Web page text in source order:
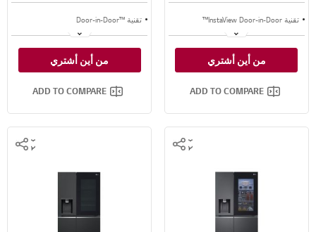
تقنية InstaView Door-in-Door™
ضاغط خطي
من أين أشتري
ADD TO COMPARE
تقنية ™Door-in-Door
تقنية ™⁺DoorCooling
من أين أشتري
ADD TO COMPARE